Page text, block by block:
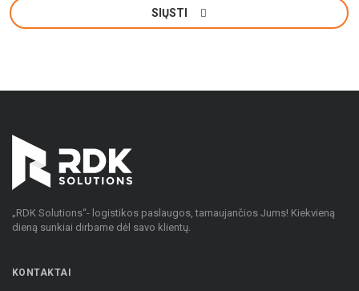
SIŲSTI
„RDK Solutions“- logistikos paslaugos, tarnaujančios Jums! Kiekvieną
dieną sunkiai dirbame dėl savo klientų.
KONTAKTAI